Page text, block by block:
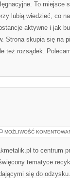
To miejsce
lubią wiedzieć, co
aktywne i jak
Strona skupia się na
też rozsądek.
MOŻLIWOŚĆ
to centrum
tematyce
się do